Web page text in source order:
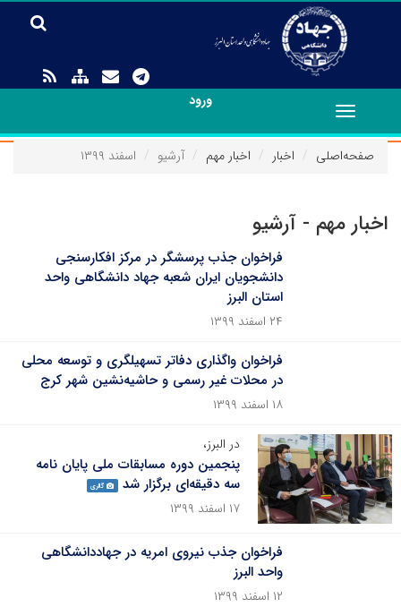
ورود
Toggle
navigation
صفحه‌اصلی
اخبار اخبار مهم آرشیو اسفند ۱۳۹۹
اخبار مهم - آرشیو
فراخوان جذب پرسشگر در مرکز افکارسنجی
دانشجویان ایران شعبه جهاد دانشگاهی واحد
استان البرز
۲۴ اسفند ۱۳۹۹
فراخوان واگذاری دفاتر تسهیلگری و توسعه محلی
در محلات غیر رسمی و حاشیه‌نشین شهر کرج
۱۸ اسفند ۱۳۹۹
در البرز،
پنجمین دوره مسابقات ملی پایان نامه
سه دقیقه‌ای برگزار شد
گالری
۱۷ اسفند ۱۳۹۹
فراخوان جذب نیروی امریه در جهاددانشگاهی
واحد البرز
۱۲ اسفند ۱۳۹۹